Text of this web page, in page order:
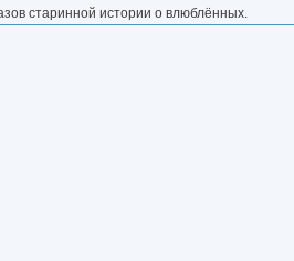
старинной истории о влюблённых.